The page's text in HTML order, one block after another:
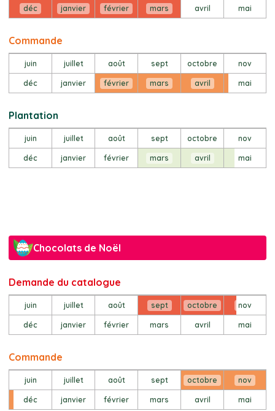
déc janvier février mars avril mai
Commande
juin juillet août sept octobre nov
déc janvier février mars avril mai
Plantation
juin juillet août sept octobre nov
déc janvier février mars avril mai
Chocolats de Noël
Demande du catalogue
juin juillet août sept octobre nov
déc janvier février mars avril mai
Commande
juin juillet août sept octobre nov
déc janvier février mars avril mai